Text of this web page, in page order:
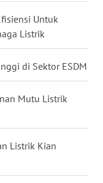
Untuk
Listrik
di Sektor ESDM
Mutu Listrik
Listrik Kian